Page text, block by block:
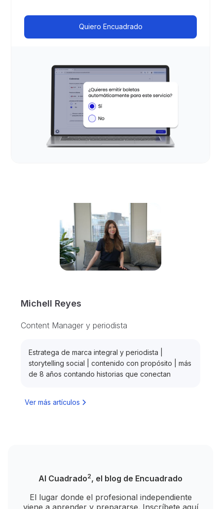
Quiero Encuadrado
Michell Reyes
Content Manager y periodista
Estratega de marca integral y periodista |
storytelling social | contenido con propósito | más
de 8 años contando historias que conectan
Ver más artículos
Al Cuadrado2, el blog de Encuadrado
El lugar donde el profesional independiente